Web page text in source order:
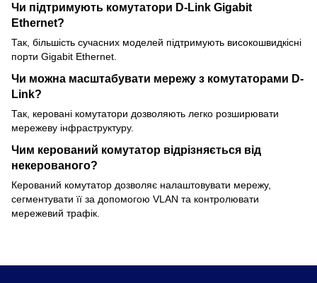
Чи підтримують комутатори D-Link Gigabit
Ethernet?
Так, більшість сучасних моделей підтримують високошвидкісні
порти Gigabit Ethernet.
Чи можна масштабувати мережу з комутаторами D-
Link?
Так, керовані комутатори дозволяють легко розширювати
мережеву інфраструктуру.
Чим керований комутатор відрізняється від
некерованого?
Керований комутатор дозволяє налаштовувати мережу,
сегментувати її за допомогою VLAN та контролювати
мережевий трафік.